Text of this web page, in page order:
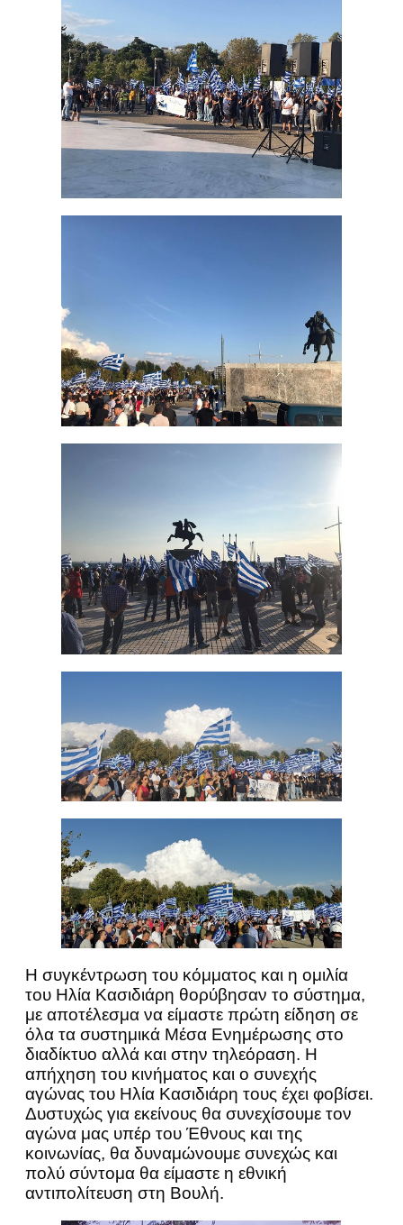
Η συγκέντρωση του κόμματος και η ομιλία
του Ηλία Κασιδιάρη θορύβησαν το σύστημα,
με αποτέλεσμα να είμαστε πρώτη είδηση σε
όλα τα συστημικά Μέσα Ενημέρωσης στο
διαδίκτυο αλλά και στην τηλεόραση. Η
απήχηση του κινήματος και ο συνεχής
αγώνας του Ηλία Κασιδιάρη τους έχει φοβίσει.
Δυστυχώς για εκείνους θα συνεχίσουμε τον
αγώνα μας υπέρ του Έθνους και της
κοινωνίας, θα δυναμώνουμε συνεχώς και
πολύ σύντομα θα είμαστε η εθνική
αντιπολίτευση στη Βουλή.